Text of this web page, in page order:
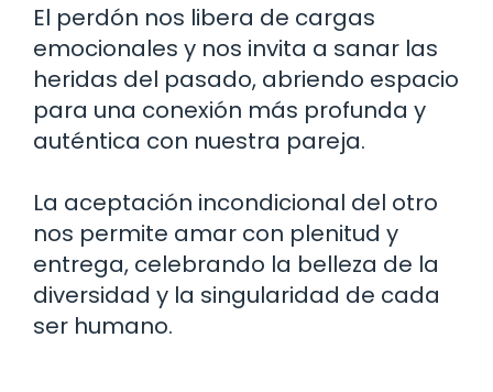
El perdón nos libera de cargas
emocionales y nos invita a sanar las
heridas del pasado, abriendo espacio
para una conexión más profunda y
auténtica con nuestra pareja.
La aceptación incondicional del otro
nos permite amar con plenitud y
entrega, celebrando la belleza de la
diversidad y la singularidad de cada
ser humano.